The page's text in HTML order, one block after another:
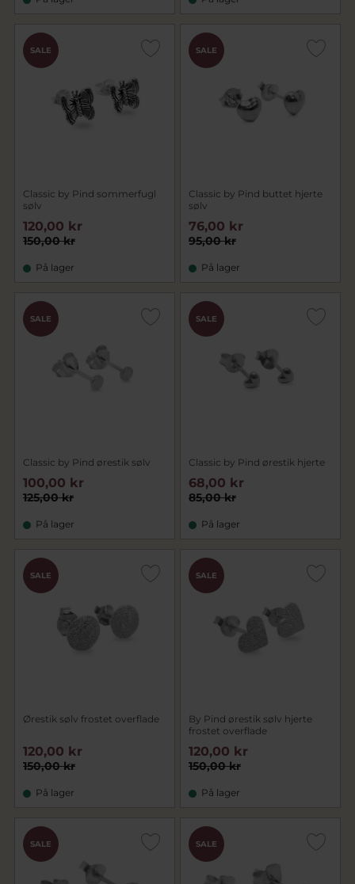
SALE
Classic by Pind sommerfugl
sølv
150,00 kr
120,00 kr
På lager
SALE
Classic by Pind buttet hjerte
sølv
95,00 kr
76,00 kr
På lager
SALE
Classic by Pind ørestik sølv
125,00 kr
100,00 kr
På lager
SALE
Classic by Pind ørestik hjerte
85,00 kr
68,00 kr
På lager
SALE
Ørestik sølv frostet overflade
150,00 kr
120,00 kr
På lager
SALE
By Pind ørestik sølv hjerte
frostet overflade
150,00 kr
120,00 kr
På lager
SALE SALE